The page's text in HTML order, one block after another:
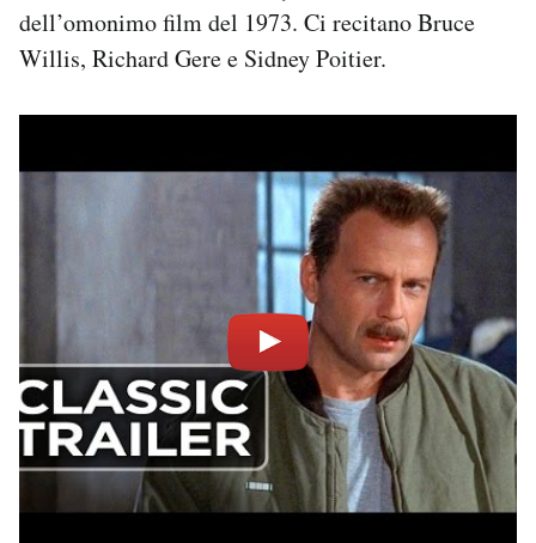
dell’omonimo film del 1973. Ci recitano Bruce
Willis, Richard Gere e Sidney Poitier.